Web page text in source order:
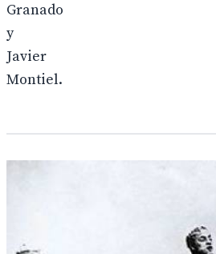
Granado
y
Javier
Montiel.